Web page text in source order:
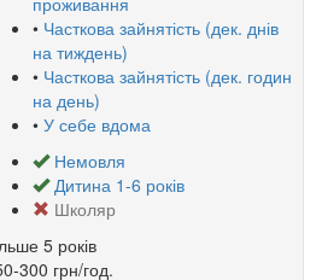
• Часткова зайнятість (дек. днів
на тиждень)
• Часткова зайнятість (дек. годин
на день)
• У себе вдома
Немовля
Дитина 1-6 років
Школяр
5 років
300 грн/год.